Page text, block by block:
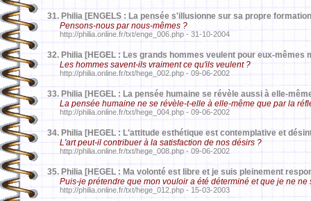
31. Philia [ENGELS : La pensée s'illusionne sur sa propre
Pensons-nous par nous-mêmes ?
http://philia.online.fr/txt/enge_006.php - 31-10-2004
32. Philia [HEGEL : Les grands hommes veulent pour eux-mêmes
Les hommes savent-ils vraiment ce qu'ils veulent ?
http://philia.online.fr/txt/hege_002.php - 09-06-2002
33. Philia [HEGEL : La pensée humaine se révèle aussi à elle-
La pensée humaine ne se révèle-t-elle à elle-même que par la
http://philia.online.fr/txt/hege_004.php - 09-06-2002
34. Philia [HEGEL : L'attitude esthétique est contemplative et
L'art peut-il contribuer à la satisfaction de nos désirs ?
http://philia.online.fr/txt/hege_008.php - 09-06-2002
35. Philia [HEGEL : Ma volonté est libre et je suis pleinement
Puis-je prétendre que mon vouloir a été déterminé et que je ne
http://philia.online.fr/txt/hege_012.php - 15-03-2003